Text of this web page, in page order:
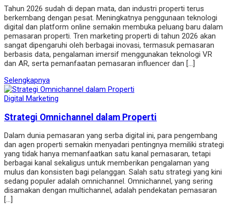
Tahun 2026 sudah di depan mata, dan industri properti terus
berkembang dengan pesat. Meningkatnya penggunaan teknologi
digital dan platform online semakin membuka peluang baru dalam
pemasaran properti. Tren marketing properti di tahun 2026 akan
sangat dipengaruhi oleh berbagai inovasi, termasuk pemasaran
berbasis data, pengalaman imersif menggunakan teknologi VR
dan AR, serta pemanfaatan pemasaran influencer dan […]
Selengkapnya
Digital Marketing
Strategi Omnichannel dalam Properti
Dalam dunia pemasaran yang serba digital ini, para pengembang
dan agen properti semakin menyadari pentingnya memiliki strategi
yang tidak hanya memanfaatkan satu kanal pemasaran, tetapi
berbagai kanal sekaligus untuk memberikan pengalaman yang
mulus dan konsisten bagi pelanggan. Salah satu strategi yang kini
sedang populer adalah omnichannel. Omnichannel, yang sering
disamakan dengan multichannel, adalah pendekatan pemasaran
[…]